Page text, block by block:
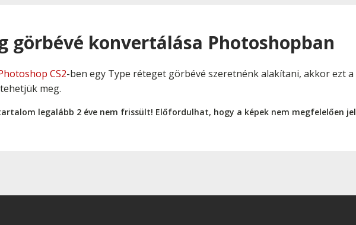
görbévé konvertálása Photoshopban
CS2-ben egy Type réteget görbévé szeretnénk alakítani, akkor ezt a
meg.
legalább 2 éve nem frissült! Előfordulhat, hogy a képek nem megfelelően